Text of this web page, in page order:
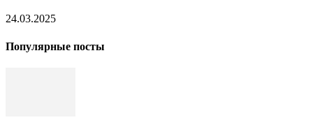
24.03.2025
Популярные посты